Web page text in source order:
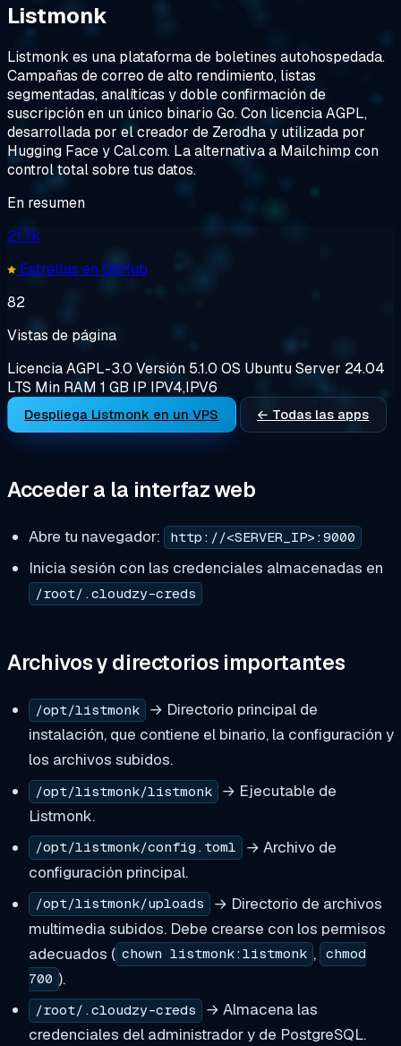
Listmonk
Listmonk es una plataforma de boletines autohospedada.
Campañas de correo de alto rendimiento, listas
segmentadas, analíticas y doble confirmación de
suscripción en un único binario Go. Con licencia AGPL,
desarrollada por el creador de Zerodha y utilizada por
Hugging Face y Cal.com. La alternativa a Mailchimp con
control total sobre tus datos.
En resumen
21.7k
Estrellas en GitHub
82
Vistas de página
LicenciaAGPL-3.0 Versión 5.1.0 OS Ubuntu Server 24.04
LTS Min RAM 1 GB IP IPV4,IPV6
Despliega Listmonk en un VPS ← Todas las apps
Acceder a la interfaz web
Abre tu navegador: http://<SERVER_IP>:9000
Inicia sesión con las credenciales almacenadas en
/root/.cloudzy-creds
Archivos y directorios importantes
/opt/listmonk
→ Directorio principal de
instalación, que contiene el binario, la configuración y
los archivos subidos.
/opt/listmonk/listmonk
→ Ejecutable de
Listmonk.
/opt/listmonk/config.toml
→ Archivo de
configuración principal.
/opt/listmonk/uploads
→ Directorio de archivos
multimedia subidos. Debe crearse con los permisos
adecuados ( chown listmonk:listmonk , chmod
700 ).
/root/.cloudzy-creds
→ Almacena las
credenciales del administrador y de PostgreSQL.